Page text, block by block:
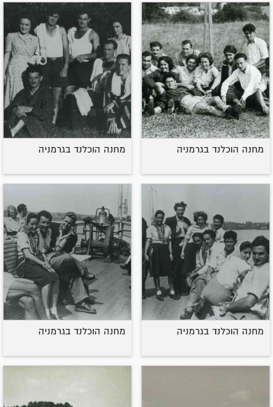
מחנה הוכלנד בגרמניה מחנה הוכלנד בגרמניה
מחנה הוכלנד בגרמניה מחנה הוכלנד בגרמניה